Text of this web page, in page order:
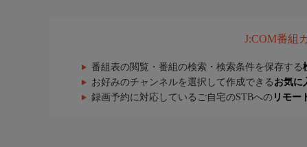
J:COM番組
番組表の閲覧・番組の検索・検索条件を保存する
お好みのチャンネルを選択して作成できる お気に
録画予約に対応しているご自宅のSTBへの リモー